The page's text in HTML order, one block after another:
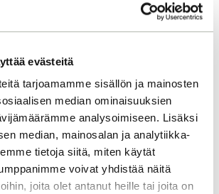
evästeitä
tarjoamamme sisällön ja mainosten
median ominaisuuksien
analysoimiseen. Lisäksi
median, mainosalan ja analytiikka-
tietoja siitä, miten käytät
voivat yhdistää näitä
joita olet antanut heille tai joita on